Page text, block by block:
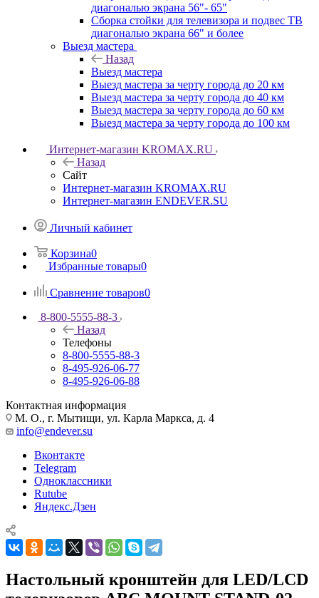
диагональю экрана 56"- 65"
Сборка стойки для телевизора и подвес ТВ
диагональю экрана 66" и более
Выезд мастера
Назад
Выезд мастера
Выезд мастера за черту города до 20 км
Выезд мастера за черту города до 40 км
Выезд мастера за черту города до 60 км
Выезд мастера за черту города до 100 км
Интернет-магазин KROMAX.RU
Назад
Сайт
Интернет-магазин KROMAX.RU
Интернет-магазин ENDEVER.SU
Личный кабинет
Корзина0
Избранные товары0
Сравнение товаров0
8-800-5555-88-3
Назад
Телефоны
8-800-5555-88-3
8-495-926-06-77
8-495-926-06-88
Контактная информация
М. О., г. Мытищи, ул. Карла Маркса, д. 4
info@endever.su
Вконтакте
Telegram
Одноклассники
Rutube
Яндекс.Дзен
Настольный кронштейн для LED/LCD